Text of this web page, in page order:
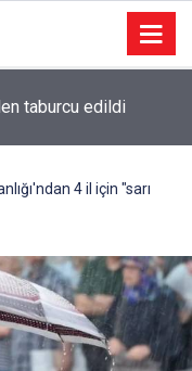
4 il için "sarı